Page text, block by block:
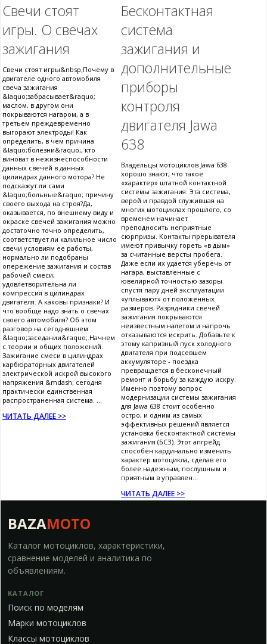
Свечи стоят
игры. О свечах
зажигания
Свечи стоят игры&nbsp;Почему в
двигателе одного автомобиля
свеча зажигания
&laquo;забрасывает&raquo;
маслом, в другом они
покрываются нагаром, а в
третьем преждевременно
выгорают электроды! Как
определить, в чем причина
&laquo;болезни&raquo;, кто
виноват в нежизнеспособности
данных свечей в данных
цилиндрах данного мотора? Не
подскажут ли сами
&laquo;больные&raquo; причину
своего выхода на строя?Да,
оказывается, по внешнему виду и
окраске свечей зажигания можно
достаточно точно определить,
соответствует ли калильное число
свечи условиям ее работы,
нормально ли подобраны
опережение зажигания и состав
рабочей смеси,
удовлетворительна ли
компрессия в цилиндрах
двигателя. А каковы признаки? И
что вообще надо знать о свечах
своего автомобиля? Об этом
разговор на сегодняшнем
&laquo;заседании&raquo;.Начнем
с теории и общих положений.
Зажигание смеси в цилиндрах
карбюраторных двигателей
электрической искрой высокого
напряжения &mdash; сегодня
практически единственная
распространенная система. ...
ЧИТАТЬ ДАЛЕЕ >>
Бесконтактная
система
зажигания и
дополнительные
приборы
контроля
двигателя Jawa
638
Владельцы мотоциклов Jawa 638
хорошо знают, что такое
«характер» штатной контактной
системы зажигания. Эта система,
верой и правдой служившая на
многих мотоциклах прошлого, со
временем начинает
преподносить неприятные
сюрпризы. Контакты прерывателя
имеют привычку гореть «в дым»
за считанные версты пробега.
Даже если их удается уберечь от
нагара, выставленные с
ювелирной точностью зазоры
спустя пару дней эксплуатации
«уплывают» от положенных
размеров. Разрядники свечей
зажигания покрываются
неизвестным налетом и напрочь
отказываются искрить. Добавьте к
этому капризный пуск холодного
двигателя при подсевшем
аккумуляторе - поездка
превращается в бесконечный
ремонт и борьбу за каждую искру.
Именно поэтому вопрос
модернизации системы зажигания
для Jawa 638 стоит особенно
остро, и одним из самых
эффективных решений является
установка бесконтактной системы
зажигания (БСЗ). Этот апгрейд
способен кардинально изменить
характер мотоцикла, сделав его
более надежным, послушным и
приятным в управлен...
ЧИТАТЬ ДАЛЕЕ >>
BAZAMOTO
Каталог мотоциклов, характеристики,
сравнение моделей и аналитика по
объявлениям.
КАТАЛОГ
Поиск по моделям
Марки мотоциклов
Классы мотоциклов